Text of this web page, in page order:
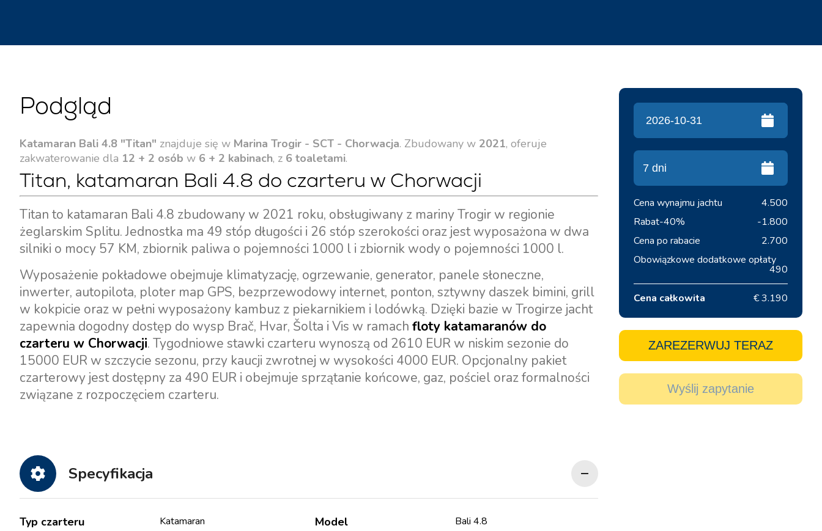
Podgląd
Katamaran Bali 4.8 "Titan" znajduje się w Marina Trogir - SCT - Chorwacja. Zbudowany w 2021, oferuje
zakwaterowanie dla 12 + 2 osób w 6 + 2 kabinach, z 6 toaletami.
Titan, katamaran Bali 4.8 do czarteru w Chorwacji
Titan to katamaran Bali 4.8 zbudowany w 2021 roku, obsługiwany z mariny Trogir w regionie
żeglarskim Splitu. Jednostka ma 49 stóp długości i 26 stóp szerokości oraz jest wyposażona w dwa
silniki o mocy 57 KM, zbiornik paliwa o pojemności 1000 l i zbiornik wody o pojemności 1000 l.
Wyposażenie pokładowe obejmuje klimatyzację, ogrzewanie, generator, panele słoneczne,
inwerter, autopilota, ploter map GPS, bezprzewodowy internet, ponton, sztywny daszek bimini, grill
w kokpicie oraz w pełni wyposażony kambuz z piekarnikiem i lodówką. Dzięki bazie w Trogirze jacht
zapewnia dogodny dostęp do wysp Brač, Hvar, Šolta i Vis w ramach floty katamaranów do
czarteru w Chorwacji. Tygodniowe stawki czarteru wynoszą od 2610 EUR w niskim sezonie do
15000 EUR w szczycie sezonu, przy kaucji zwrotnej w wysokości 4000 EUR. Opcjonalny pakiet
czarterowy jest dostępny za 490 EUR i obejmuje sprzątanie końcowe, gaz, pościel oraz formalności
związane z rozpoczęciem czarteru.
Specyfikacja
Typ czarteru Katamaran Model Bali 4.8
Cena wynajmu jachtu
4.500
Rabat-40%
-1.800
Cena po rabacie
2.700
Obowiązkowe dodatkowe opłaty
490
Cena całkowita € 3.190
ZAREZERWUJ TERAZ
Wyślij zapytanie